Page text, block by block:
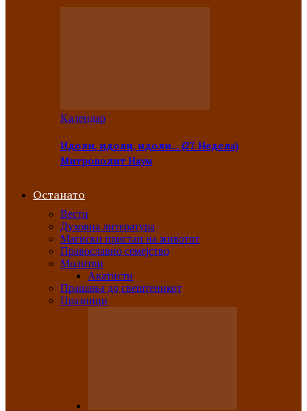
Kалендар
Идоли, идоли, идоли… (27. Недела)
Митрополит Наум
Останато
Вести
Духовна литература
Магиски пристап на животот
Православно семејство
Молитви
Акатисти
Прашања до свештеникот
Празници